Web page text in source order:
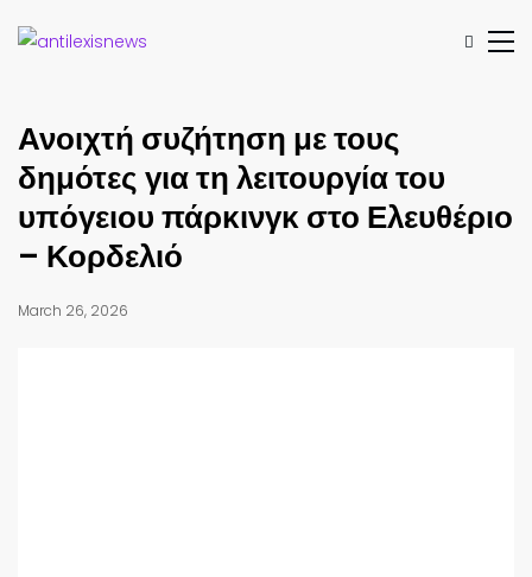
Ανοιχτή συζήτηση με τους
δημότες για τη λειτουργία του
υπόγειου πάρκινγκ στο Ελευθέριο
– Κορδελιό
March 26, 2026